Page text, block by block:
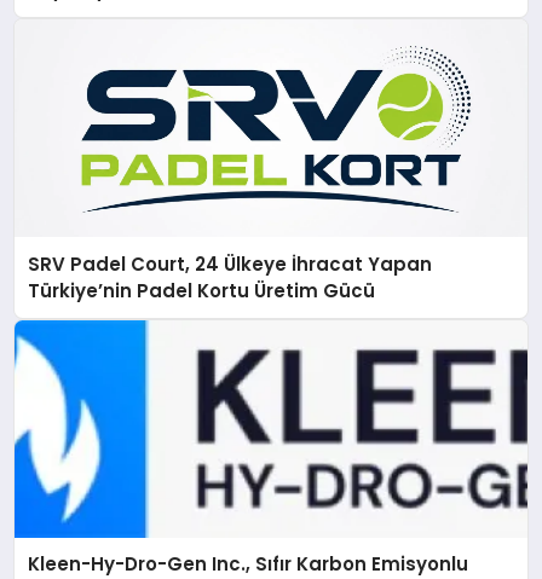
SRV Padel Court, 24 Ülkeye İhracat Yapan
Türkiye’nin Padel Kortu Üretim Gücü
Kleen-Hy-Dro-Gen Inc., Sıfır Karbon Emisyonlu